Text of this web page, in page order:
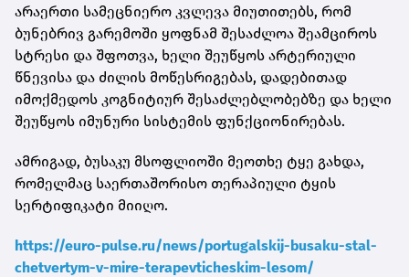
არაერთი სამეცნიერო კვლევა მიუთითებს, რომ
ბუნებრივ გარემოში ყოფნამ შესაძლოა შეამციროს
სტრესი და შფოთვა, ხელი შეუწყოს არტერიული
წნევისა და ძილის მოწესრიგებას, დადებითად
იმოქმედოს კოგნიტიურ შესაძლებლობებზე და ხელი
შეუწყოს იმუნური სისტემის ფუნქციონირებას.
ამრიგად, ბუსაკუ მსოფლიოში მეოთხე ტყე გახდა,
რომელმაც საერთაშორისო თერაპიული ტყის
სერტიფიკატი მიიღო.
https://euro-pulse.ru/news/portugalskij-busaku-stal-
chetvertym-v-mire-terapevticheskim-lesom/